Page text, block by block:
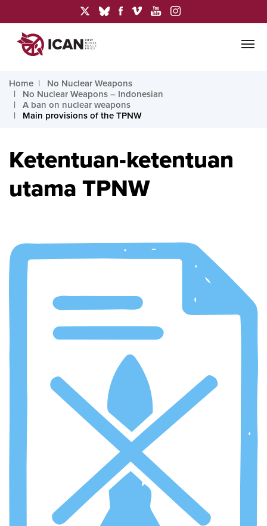
Home
No Nuclear Weapons
No Nuclear Weapons – Indonesian
A ban on nuclear weapons
Main provisions of the TPNW
Ketentuan-ketentuan
utama TPNW